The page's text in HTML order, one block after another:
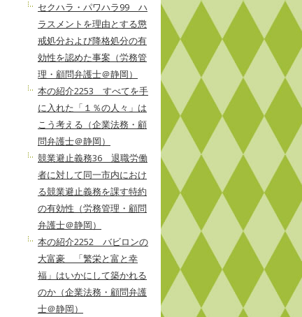
セクハラ・パワハラ99 ハ
ラスメントを理由とする懲
戒処分および降格処分の有
効性を認めた事案（労務管
理・顧問弁護士＠静岡）
本の紹介2253 すべてを手
に入れた「１％の人々」は
こう考える（企業法務・顧
問弁護士＠静岡）
競業避止義務36 退職労働
者に対して同一市内におけ
る競業避止義務を課す特約
の有効性（労務管理・顧問
弁護士＠静岡）
本の紹介2252 バビロンの
大富豪 「繁栄と富と幸
福」はいかにして築かれる
のか（企業法務・顧問弁護
士＠静岡）